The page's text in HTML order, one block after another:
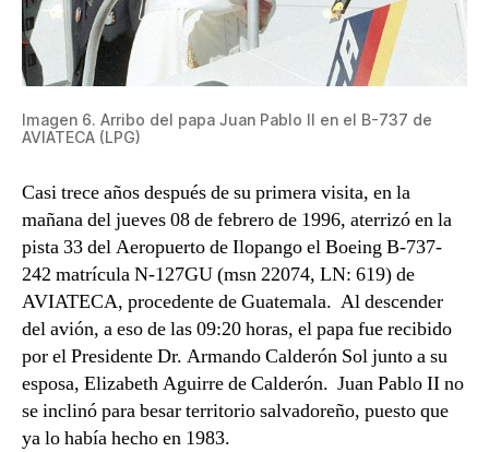
Imagen 6. Arribo del papa Juan Pablo II en el B-737 de
AVIATECA (LPG)
Casi trece años después de su primera visita, en la
mañana del jueves 08 de febrero de 1996, aterrizó en la
pista 33 del Aeropuerto de Ilopango el Boeing B-737-
242 matrícula N-127GU (msn 22074, LN: 619) de
AVIATECA, procedente de Guatemala. Al descender
del avión, a eso de las 09:20 horas, el papa fue recibido
por el Presidente Dr. Armando Calderón Sol junto a su
esposa, Elizabeth Aguirre de Calderón. Juan Pablo II no
se inclinó para besar territorio salvadoreño, puesto que
ya lo había hecho en 1983.